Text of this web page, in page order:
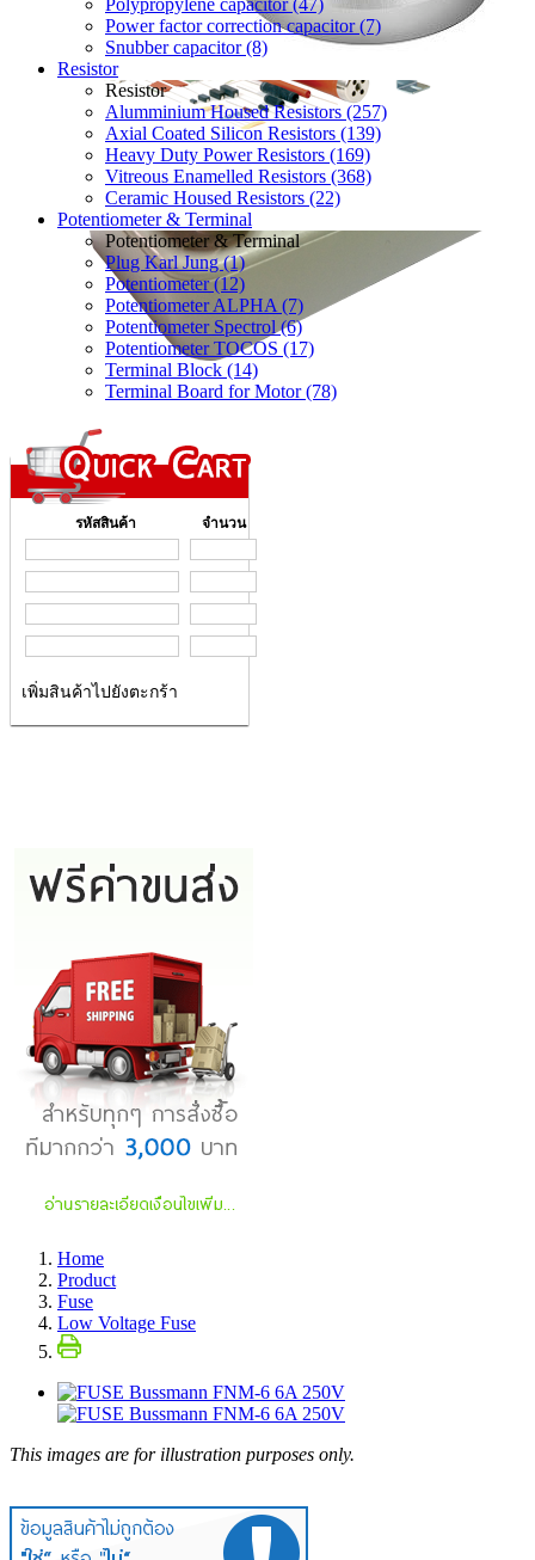
Polypropylene capacitor (47)
Power factor correction capacitor (7)
Snubber capacitor (8)
Resistor
Resistor
Alumminium Housed Resistors (257)
Axial Coated Silicon Resistors (139)
Heavy Duty Power Resistors (169)
Vitreous Enamelled Resistors (368)
Ceramic Housed Resistors (22)
Potentiometer & Terminal
Potentiometer & Terminal
Plug Karl Jung (1)
Potentiometer (12)
Potentiometer ALPHA (7)
Potentiometer Spectrol (6)
Potentiometer TOCOS (17)
Terminal Block (14)
Terminal Board for Motor (78)
รหัสสินค้า จำนวน
เพิ่มสินค้าไปยังตะกร้า
Home
Product
Fuse
Low Voltage Fuse
This images are for illustration purposes only.